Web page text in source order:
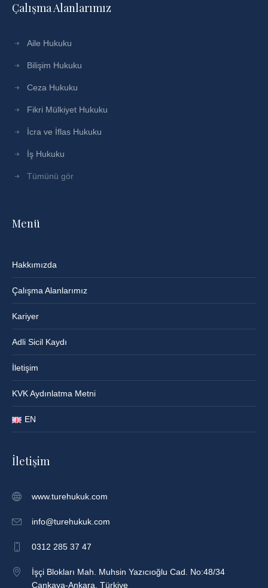
Çalışma Alanlarımız
Aile Hukuku
Bilişim Hukuku
Ceza Hukuku
Fikri Mülkiyet Hukuku
İcra ve İflas Hukuku
İş Hukuku
Tümünü gör
Menü
Hakkımızda
Çalışma Alanlarımız
Kariyer
Adli Sicil Kaydı
İletişim
KVK Aydınlatma Metni
EN
İletişim
www.turehukuk.com
info@turehukuk.com
0312 285 37 47
İşçi Blokları Mah. Muhsin Yazıcıoğlu Cad. No:48/34
Çankaya-Ankara, Türkiye